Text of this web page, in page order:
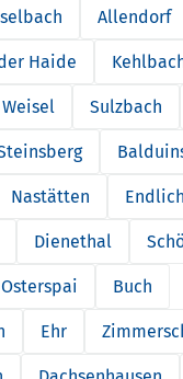
Allendorf
Haide
Weisel Sulzbach
Nastätten
Dienethal
Osterspai Buch
Ehr